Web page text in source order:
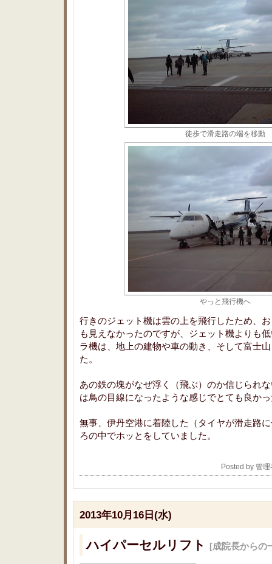
徒歩で滑走路の端を移動
やっと飛行機へ
行きのジェット機は雲の上を飛行したため、
も見えなかったのですが、ジェット機よりも
ラ機は、地上の建物や車の動き、そして富士
た。
あの鉄の塊がなぜ浮く（飛ぶ）のか信じられ
は鳥の目線になったような感じでとても良か
無事、伊丹空港に着陸した（タイヤが滑走路
ろの中でホッとをしていました。
Posted by 管
2013年10月16日(水)
ハイパーセルリフト [成院長からの